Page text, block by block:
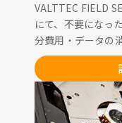
VALTTEC FIELD
にて、不要になっ
分費用・データの